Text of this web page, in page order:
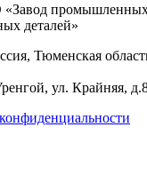
деталей»
Тюменская
ул. Крайняя,